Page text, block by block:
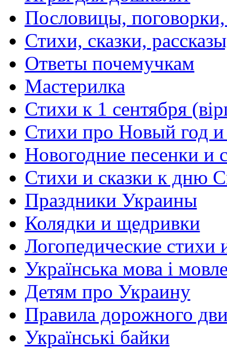
Пословицы,
Стихи, сказки,
Ответы почемучкам
Мастерилка
Стихи к 1 сентября
Стихи про Новый год
Новогодние песенки и
Стихи и сказки к дню
Праздники Украины
Колядки и щедривки
Логопедические стихи
Українська мова і
Детям про Украину
Правила дорожного
Українські байки